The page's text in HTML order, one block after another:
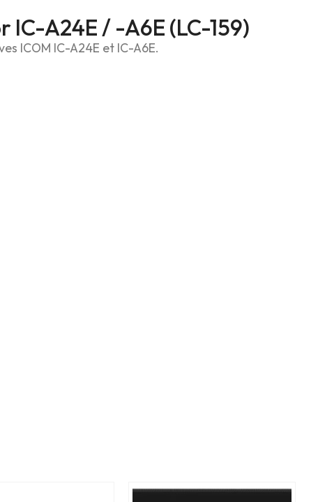
IC-A24E / -A6E (LC-159)
ICOM IC-A24E et IC-A6E.